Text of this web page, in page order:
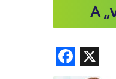
A
F